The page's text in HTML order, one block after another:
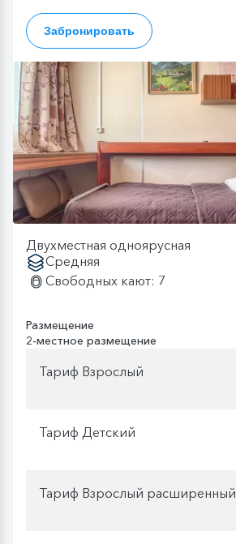
Забронировать
Двухместная одноярусная
Средняя
Свободных кают: 7
Размещение
2-местное размещение
Тариф Взрослый
Тариф Детский
Тариф Взрослый расширенный